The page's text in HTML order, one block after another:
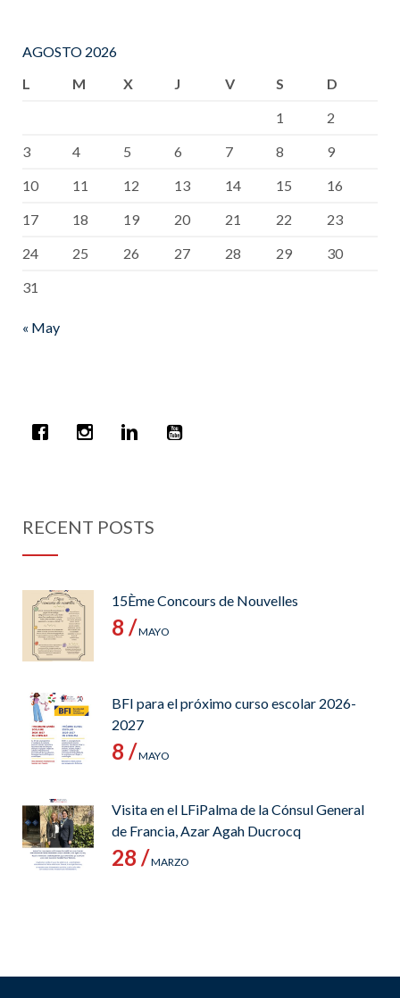
AGOSTO 2026
L
M X J V S
D
1
2
3
4 5 6 7 8
9
10
11 12 13 14 15
16
17
18 19 20 21 22
23
24
25 26 27 28 29
30
31
« May
RECENT POSTS
15Ème Concours de Nouvelles
8 /MAYO
BFI para el próximo curso escolar 2026-
2027
8 /MAYO
Visita en el LFiPalma de la Cónsul General
de Francia, Azar Agah Ducrocq
28 /MARZO